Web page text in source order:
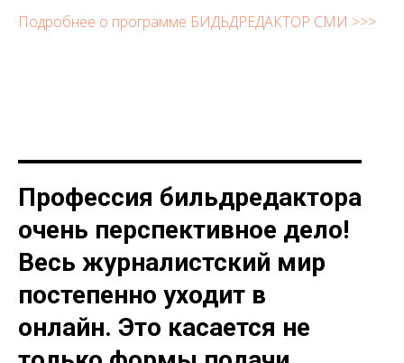
Подробнее о программе БИДЬДРЕДАКТОР СМИ >>>
Профессия бильдредактора
очень перспективное дело!
Весь журналистский мир
постепенно уходит в
онлайн. Это касается не